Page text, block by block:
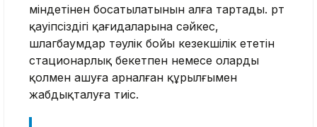
міндетінен босатылатынын алға тартады. Өрт
қауіпсіздігі қағидаларына сәйкес,
шлагбаумдар тәулік бойы кезекшілік ететін
стационарлық бекетпен немесе оларды
қолмен ашуға арналған құрылғымен
жабдықталуға тиіс.